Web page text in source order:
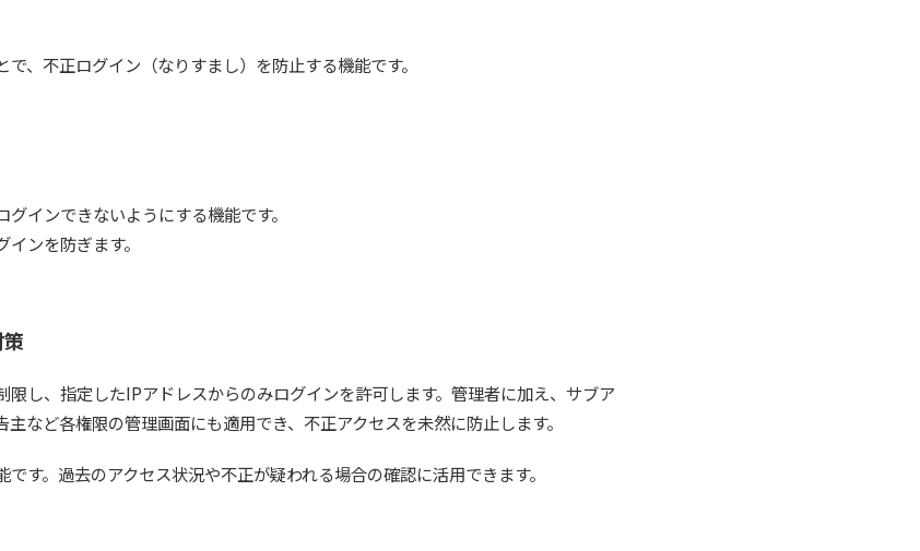
、不正ログイン（なりすまし）を防止する機能です。
インできないようにする機能です。
ンを防ぎます。
し、指定したIPアドレスからのみログインを許可します。管理者に加え、サブア
など各権限の管理画面にも適用でき、不正アクセスを未然に防止します。
す。過去のアクセス状況や不正が疑われる場合の確認に活用できます。